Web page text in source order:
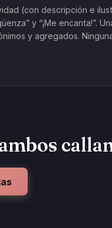
(con descripción e
y “¡Me encanta!”.
y agregados.